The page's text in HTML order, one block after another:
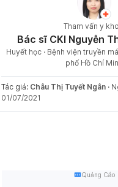
Tham vấn y
Bác sĩ CKI Nguyễn
Huyết học · Bệnh viện truyền
phố Hồ Chí
Tác giả: Châu Thị Tuyết Ngân ·
01/07/2021
Quảng Cáo